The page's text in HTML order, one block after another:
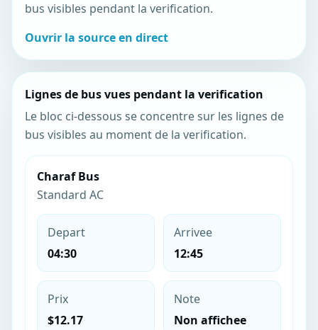
bus visibles pendant la verification.
Ouvrir la source en direct
Lignes de bus vues pendant la verification
Le bloc ci-dessous se concentre sur les lignes de
bus visibles au moment de la verification.
Charaf Bus
Standard AC
Depart
04:30
Arrivee
12:45
Prix
$12.17
Note
Non affichee